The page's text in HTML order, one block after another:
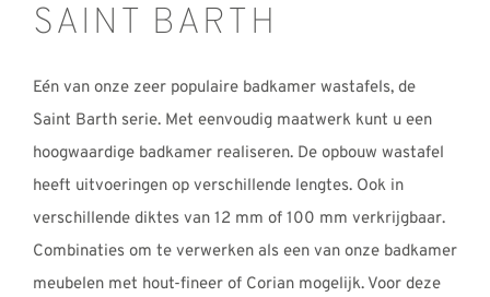
SAINT BARTH
Eén van onze zeer populaire badkamer wastafels, de
Saint Barth serie. Met eenvoudig maatwerk kunt u een
hoogwaardige badkamer realiseren. De opbouw wastafel
heeft uitvoeringen op verschillende lengtes. Ook in
verschillende diktes van 12 mm of 100 mm verkrijgbaar.
Combinaties om te verwerken als een van onze badkamer
meubelen met hout-fineer of Corian mogelijk. Voor deze